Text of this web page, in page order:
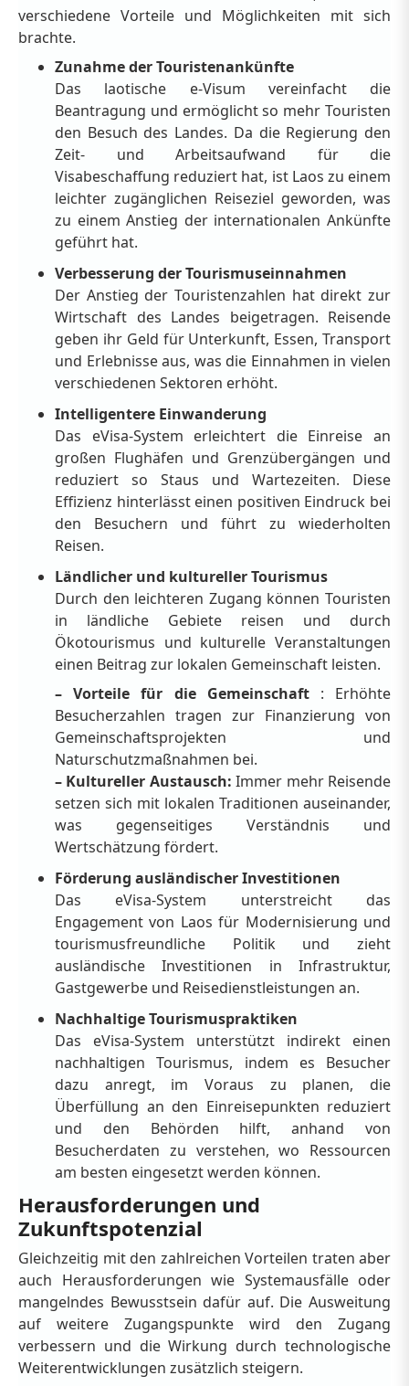
verschiedene Vorteile und Möglichkeiten mit sich
brachte.
Zunahme der Touristenankünfte
Das laotische e-Visum vereinfacht die
Beantragung und ermöglicht so mehr Touristen
den Besuch des Landes. Da die Regierung den
Zeit- und Arbeitsaufwand für die
Visabeschaffung reduziert hat, ist Laos zu einem
leichter zugänglichen Reiseziel geworden, was
zu einem Anstieg der internationalen Ankünfte
geführt hat.
Verbesserung der Tourismuseinnahmen
Der Anstieg der Touristenzahlen hat direkt zur
Wirtschaft des Landes beigetragen. Reisende
geben ihr Geld für Unterkunft, Essen, Transport
und Erlebnisse aus, was die Einnahmen in vielen
verschiedenen Sektoren erhöht.
Intelligentere Einwanderung
Das eVisa-System erleichtert die Einreise an
großen Flughäfen und Grenzübergängen und
reduziert so Staus und Wartezeiten. Diese
Effizienz hinterlässt einen positiven Eindruck bei
den Besuchern und führt zu wiederholten
Reisen.
Ländlicher und kultureller Tourismus
Durch den leichteren Zugang können Touristen
in ländliche Gebiete reisen und durch
Ökotourismus und kulturelle Veranstaltungen
einen Beitrag zur lokalen Gemeinschaft leisten.
– Vorteile für die Gemeinschaft: Erhöhte
Besucherzahlen tragen zur Finanzierung von
Gemeinschaftsprojekten und
Naturschutzmaßnahmen bei.
– Kultureller Austausch: Immer mehr Reisende
setzen sich mit lokalen Traditionen auseinander,
was gegenseitiges Verständnis und
Wertschätzung fördert.
Förderung ausländischer Investitionen
Das eVisa-System unterstreicht das
Engagement von Laos für Modernisierung und
tourismusfreundliche Politik und zieht
ausländische Investitionen in Infrastruktur,
Gastgewerbe und Reisedienstleistungen an.
Nachhaltige Tourismuspraktiken
Das eVisa-System unterstützt indirekt einen
nachhaltigen Tourismus, indem es Besucher
dazu anregt, im Voraus zu planen, die
Überfüllung an den Einreisepunkten reduziert
und den Behörden hilft, anhand von
Besucherdaten zu verstehen, wo Ressourcen
am besten eingesetzt werden können.
Herausforderungen und
Zukunftspotenzial
Gleichzeitig mit den zahlreichen Vorteilen traten aber
auch Herausforderungen wie Systemausfälle oder
mangelndes Bewusstsein dafür auf. Die Ausweitung
auf weitere Zugangspunkte wird den Zugang
verbessern und die Wirkung durch technologische
Weiterentwicklungen zusätzlich steigern.